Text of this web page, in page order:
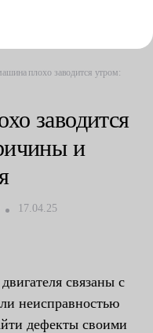
плохо заводится утром:
заводится
и
17.04.25
связаны с
неисправностью
дефекты своими